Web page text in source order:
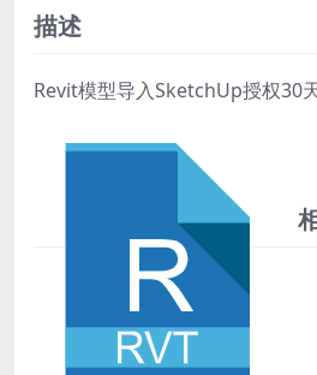
授
30
描述
Revit模型导入SketchUp授权30